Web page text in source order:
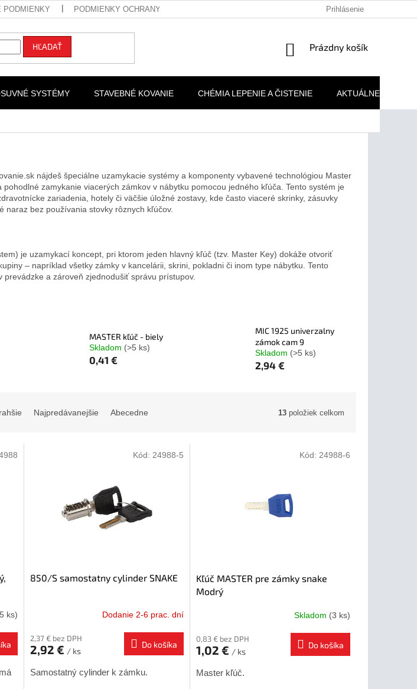
PODMIENKY PODMIENKY OCHRANY OSOBNÝCH ÚDAJOV REKLAMAČNÉ PODMIENKY
Prihlásenie
HĽADAŤ
NÁKUPNÝ
Prázdny košík
SYSTÉMY STAVEBNÉ KOVANIE CHÉMIA LEPENIE A ČISTENIE AKTUÁLNE AKCIE
nájdeš špeciálne uzamykacie systémy a komponenty vybavené technológiou Master
zamykanie viacerých zámkov v nábytku pomocou jedného kľúča. Tento systém je
zariadenia, hotely či väčšie úložné zostavy, kde často viaceré skrinky, zásuvky
naraz bez používania stovky rôznych kľúčov.
je uzamykací koncept, pri ktorom jeden hlavný kľúč (tzv. Master Key) dokáže otvoriť
– napríklad všetky zámky v kancelárii, skrini, pokladni či inom type nábytku. Tento
a zároveň zjednodušiť správu prístupov.
MASTER kľúč - biely
Skladom (>5 ks)
0,41 €
MIC 1925 univerzalny
zámok cam 9
Skladom (>5 ks)
2,94 €
Najpredávanejšie Abecedne 13 položiek celkom
ks)
850/S samostatny cylinder SNAKE
Dodanie 2-6 prac. dní
2,37 € bez DPH
2,92 € / ks
Do košíka
Samostatný cylinder k zámku.
Kód: 24988-5
Kľúč MASTER pre zámky snake
Modrý
Skladom (3 ks)
0,83 € bez DPH
1,02 € / ks
Do košíka
Master kľúč.
Kód: 24988-6